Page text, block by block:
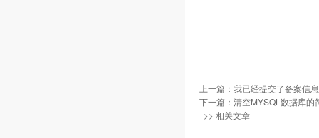
上一篇： 我已经提交了备案信
下一篇： 清空MYSQL数据库的
>> 相关文章